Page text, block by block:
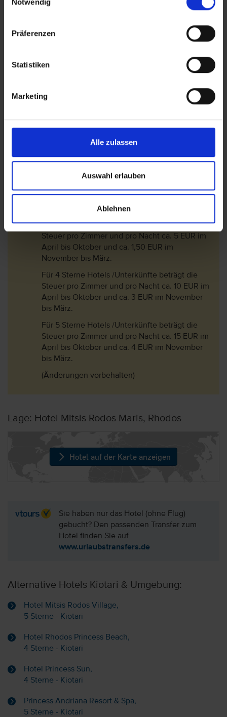
Notwendig
Präferenzen
Statistiken
Marketing
Alle zulassen
Auswahl erlauben
Ablehnen
Die Minibar wird im Rahmen des Ultra All
Bitte beachten Sie, dass in Griechenland seit
wird. Seit dem 01.01.2024 fungiert diese Steuer
Diese wird vor Ort im Hotel entrichtet.
Klassifizierung (Landeskategorie) des Hotels
und dem Aufenthaltszeitraum:
Für 1 Sterne und 2 Sterne Hotels /Unterkünfte
ca. 2 EUR im Aril bis Oktober und ca. 0,50 EUR
im November bis März.
Für 3 Sterne Hotels /Unterkünfte beträgt die
Steuer pro Zimmer und pro Nacht ca. 5 EUR im
April bis Oktober und ca. 1,50 EUR im
November bis März.
Für 4 Sterne Hotels /Unterkünfte beträgt die
Steuer pro Zimmer und pro Nacht ca. 10 EUR im
April bis Oktober und ca. 3 EUR im November
bis März.
Für 5 Sterne Hotels /Unterkünfte beträgt die
Steuer pro Zimmer und pro Nacht ca. 15 EUR im
April bis Oktober und ca. 4 EUR im November
bis März.
(Änderungen vorbehalten)
Lage: Hotel Mitsis Rodos Maris, Rhodos
Hotel auf der Karte anzeigen
Sie haben nur das Hotel (ohne Flug)
gebucht? Den passenden Transfer zum
Hotel finden Sie auf
www.urlaubstransfers.de
Alternative Hotels Kiotari & Umgebung:
Hotel Mitsis Rodos Village,
5 Sterne - Kiotari
Hotel Rhodos Princess Beach,
4 Sterne - Kiotari
Hotel Princess Sun,
4 Sterne - Kiotari
Princess Andriana Resort & Spa,
5 Sterne - Kiotari